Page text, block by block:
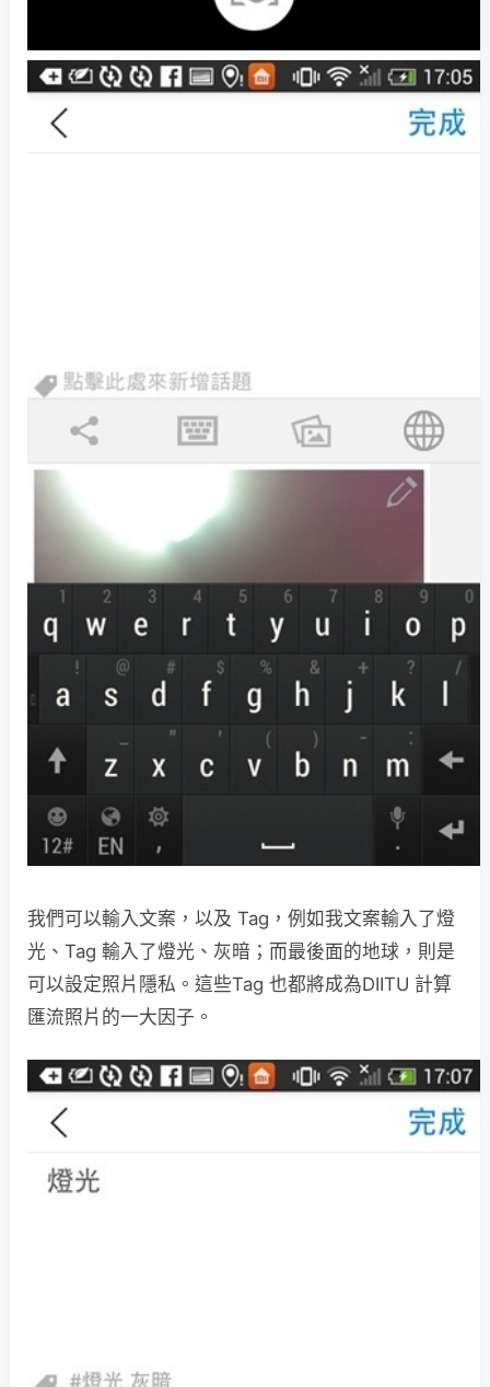
我們可以輸入文案，以及 Tag，例如我文案輸入了燈
光、Tag 輸入了燈光、灰暗；而最後面的地球，則是
可以設定照片隱私。這些Tag 也都將成為DIITU 計算
匯流照片的一大因子。